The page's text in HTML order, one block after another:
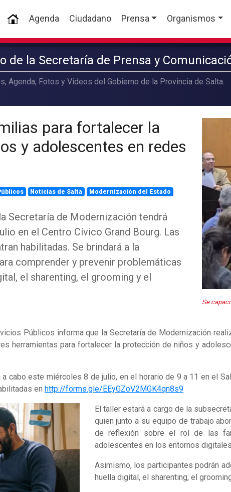
(current)
Agenda Ciudadano Prensa Organismos
de la Secretaría de Prensa y
Agenda, Fotos y Videos del Gobierno de la Provincia de Salta.
para fortalecer la
y adolescentes en redes
Noticias de Salta
Modernización del Estado
Secretaría de Modernización tendrá
en el Centro Cívico Grand Bourg. Las
habilitadas. Se brindará a la
comprender y prevenir problemáticas
el sharenting, el grooming y el
Se
Públicos informa que la Secretaría de Modernización
herramientas para fortalecer la protección de niños y
cabo este miércoles 8 de julio, en el horario de 9 a 11 en el
en http://forms.gle/EEyGZoV2MGK4qn8s9
El taller estará a cargo de la
quien junto a su equipo de trabajo
de reflexión sobre el rol de las
adolescentes en los entornos
Asimismo, los participantes podrán
huella digital, el sharenting, el